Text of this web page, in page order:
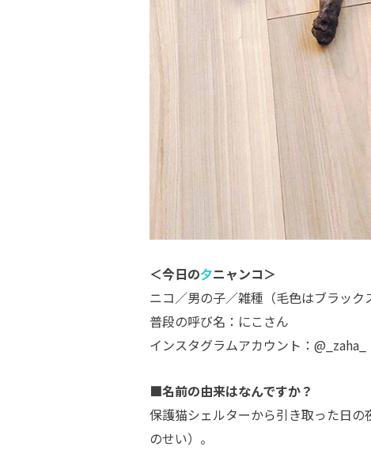
＜今日の夕ニャンコ＞
ニコ／男の子／雑種（毛色はブラック
普段の呼び名：にこさん
インスタグラムアカウント：@_zaha_
■名前の由来はなんですか？
保護猫シェルターから引き取った日
のせい）。